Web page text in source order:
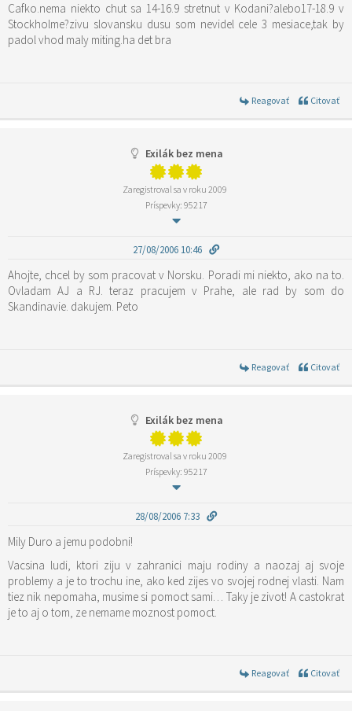
Cafko.nema niekto chut sa 14-16.9 stretnut v Kodani?alebo17-18.9 v
Stockholme?zivu slovansku dusu som nevidel cele 3 mesiace,tak by
padol vhod maly miting.ha det bra
Reagovať Citovať
Exilák bez mena
Zaregistroval sa v roku 2009
Príspevky: 95217
27/08/2006 10:46
Ahojte, chcel by som pracovat v Norsku. Poradi mi niekto, ako na to.
Ovladam AJ a RJ. teraz pracujem v Prahe, ale rad by som do
Skandinavie. dakujem. Peto
Reagovať Citovať
Exilák bez mena
Zaregistroval sa v roku 2009
Príspevky: 95217
28/08/2006 7:33
Mily Duro a jemu podobni!
Vacsina ludi, ktori ziju v zahranici maju rodiny a naozaj aj svoje
problemy a je to trochu ine, ako ked zijes vo svojej rodnej vlasti. Nam
tiez nik nepomaha, musime si pomoct sami… Taky je zivot! A castokrat
je to aj o tom, ze nemame moznost pomoct.
Reagovať Citovať